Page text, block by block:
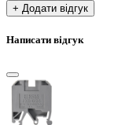
+ Додати відгук
Написати відгук